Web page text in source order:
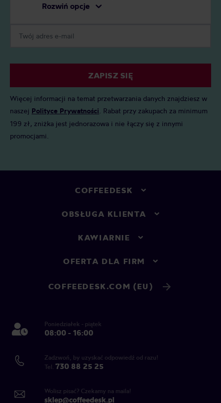
Rozwiń opcje
ZAPISZ SIĘ
Więcej informacji na temat przetwarzania danych znajdziesz w
naszej Polityce Prywatności . Rabat przy zakupach za minimum
199 zł, zniżka jest jednorazowa i nie łączy się z innymi
promocjami.
COFFEEDESK
OBSŁUGA KLIENTA
KAWIARNIE
OFERTA DLA FIRM
COFFEEDESK.COM (EU)
Poniedziałek - piątek
08:00 - 16:00
Zadzwoń, by uzyskać odpowiedź od razu!
Tel. 730 88 25 25
Wolisz pisać? Czekamy na maila!
sklep@coffeedesk.pl